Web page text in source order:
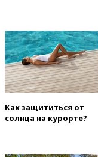
Сенаторы Аргентины
скандальный
о частной
ABC News: запасы
США достигли
низкого уровня
«Родина» просит
суд снять «Яблоко»
Как защититься от
солнца на курорте?